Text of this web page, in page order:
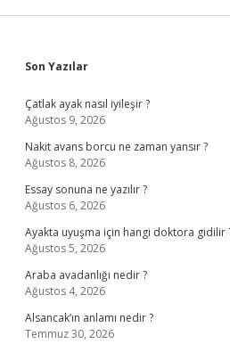
Sidebar
Son Yazılar
Çatlak ayak nasıl iyileşir ?
Ağustos 9, 2026
Nakit avans borcu ne zaman yansır ?
Ağustos 8, 2026
Essay sonuna ne yazılır ?
Ağustos 6, 2026
Ayakta uyuşma için hangi doktora gidilir
Ağustos 5, 2026
Araba avadanlığı nedir ?
Ağustos 4, 2026
Alsancak’ın anlamı nedir ?
Temmuz 30, 2026